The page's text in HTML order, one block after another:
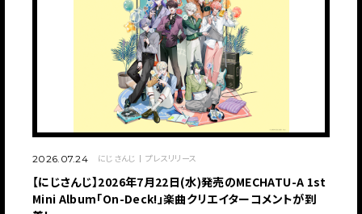
2026.07.24 にじさんじ プレスリリース
【にじさんじ】2026年7月22日(水)発売のMECHATU-A 1st
Mini Album「On-Deck!」楽曲クリエイターコメントが到